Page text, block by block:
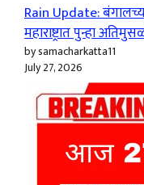
Rain Update:
महाराष्ट्रात पुन्हा
by samacharkatta11
July 27, 2026